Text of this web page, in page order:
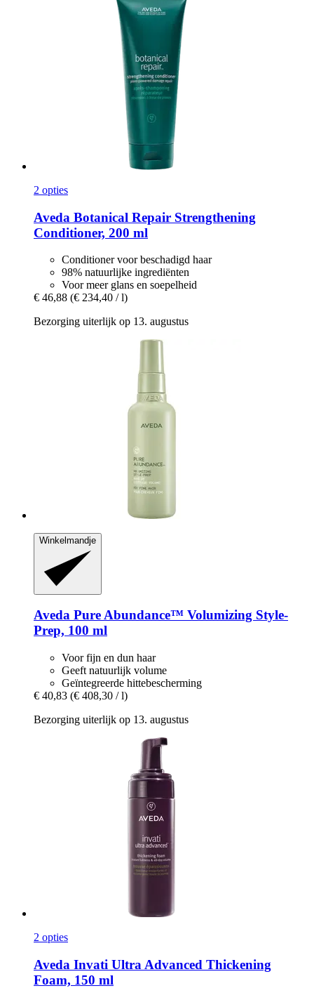
2 opties
Aveda Botanical Repair Strengthening
Conditioner, 200 ml
Conditioner voor beschadigd haar
98% natuurlijke ingrediënten
Voor meer glans en soepelheid
€ 46,88 (€ 234,40 / l)
Bezorging uiterlijk op 13. augustus
Winkelmandje
Aveda Pure Abundance™ Volumizing Style-​
Prep, 100 ml
Voor fijn en dun haar
Geeft natuurlijk volume
Geïntegreerde hittebescherming
€ 40,83 (€ 408,30 / l)
Bezorging uiterlijk op 13. augustus
2 opties
Aveda Invati Ultra Advanced Thickening
Foam, 150 ml